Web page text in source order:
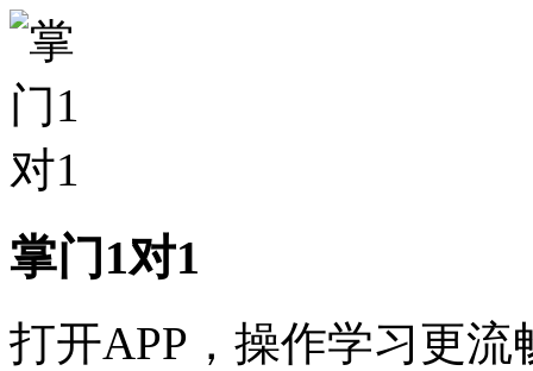
掌门1对1
打开APP，操作学习更流